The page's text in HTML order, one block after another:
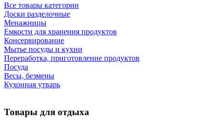
Все товары категории
Доски разделочные
Менажницы
Емкости для хранения продуктов
Консервирование
Мытье посуды и кухни
Переработка, приготовление продуктов
Посуда
Весы, безмены
Кухонная утварь
Товары для отдыха